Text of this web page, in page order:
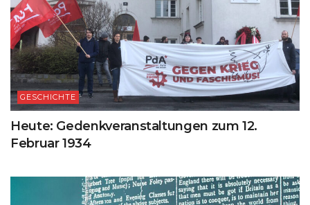
GESCHICHTE
Heute: Gedenkveranstaltungen zum 12.
Februar 1934